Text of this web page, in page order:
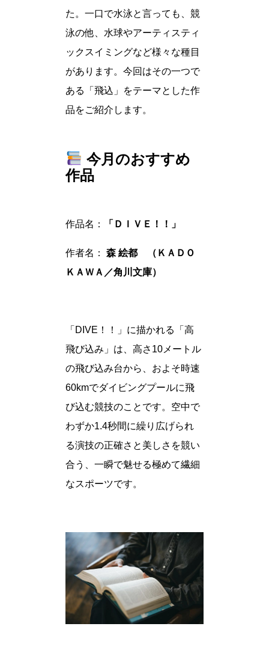
た。一口で水泳と言っても、競
泳の他、水球やアーティスティ
ックスイミングなど様々な種目
があります。今回はその一つで
ある「飛込」をテーマとした作
品をご紹介します。
今月のおすすめ
作品
作品名： 「ＤＩＶＥ！！」
作者名：
森 絵都 （ＫＡＤＯ
ＫＡＷＡ／角川文庫）
「DIVE！！」に描かれる「高
飛び込み」は、高さ10メートル
の飛び込み台から、およそ時速
60kmでダイビングプールに飛
び込む競技のことです。空中で
わずか1.4秒間に繰り広げられ
る演技の正確さと美しさを競い
合う、一瞬で魅せる極めて繊細
なスポーツです。